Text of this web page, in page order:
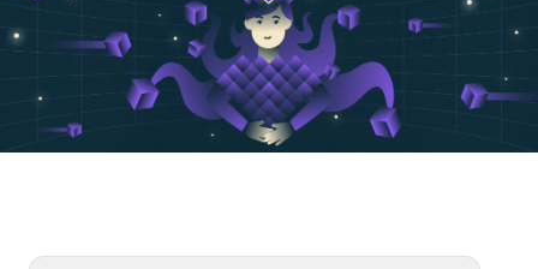
5 Заключение
Сейчас
курса